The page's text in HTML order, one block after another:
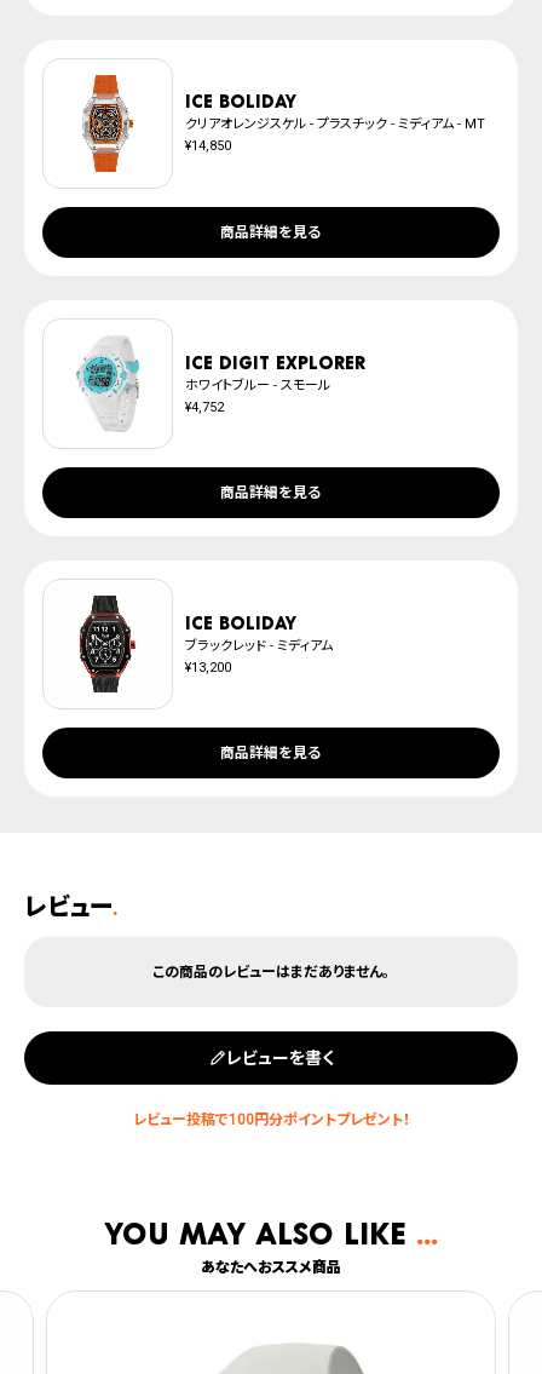
ICE boliday
クリアオレンジスケル - プラスチック - ミディアム - MT
¥14,850
商品詳細を見る
ICE digit explorer
ホワイトブルー - スモール
¥4,752
商品詳細を見る
ICE boliday
ブラックレッド - ミディアム
¥13,200
商品詳細を見る
レビュー.
レビューを書く
You may also like
あなたへおススメ商品